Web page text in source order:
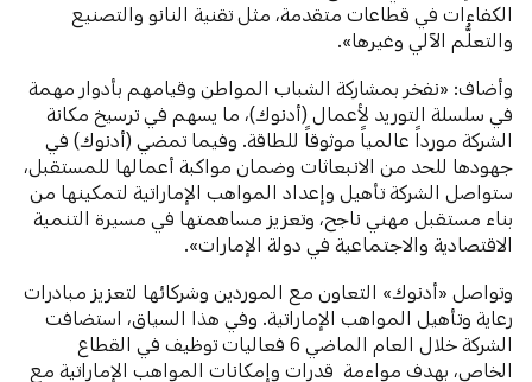
الكفاءات في قطاعات متقدمة، مثل تقنية النانو والتصنيع
والتعلُّم الآلي وغيرها».
وأضاف: «نفخر بمشاركة الشباب المواطن وقيامهم بأدوار مهمة
في سلسلة التوريد لأعمال (أدنوك)، ما يسهم في ترسيخ مكانة
الشركة مورداً عالمياً موثوقاً للطاقة. وفيما تمضي (أدنوك) في
جهودها للحد من الانبعاثات وضمان مواكبة أعمالها للمستقبل،
ستواصل الشركة تأهيل وإعداد المواهب الإماراتية لتمكينها من
بناء مستقبل مهني ناجح، وتعزيز مساهمتها في مسيرة التنمية
الاقتصادية والاجتماعية في دولة الإمارات».
وتواصل «أدنوك» التعاون مع الموردين وشركائها لتعزيز مبادرات
رعاية وتأهيل المواهب الإماراتية. وفي هذا السياق، استضافت
الشركة خلال العام الماضي 6 فعاليات توظيف في القطاع
الخاص، بهدف مواءمة قدرات وإمكانات المواهب الإماراتية مع